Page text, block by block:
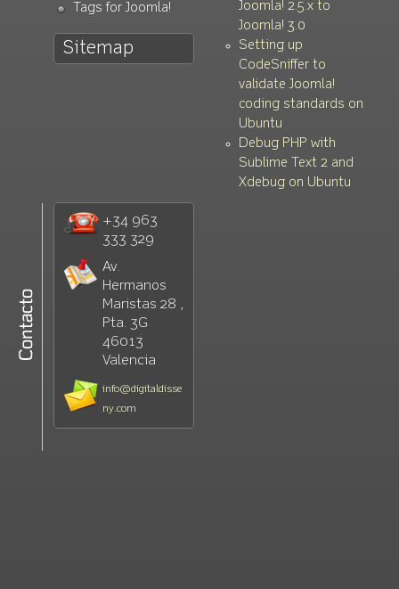
Tags for Joomla!
Sitemap
Joomla! 2.5.x to
Joomla! 3.0
Setting up
CodeSniffer to
validate Joomla!
coding standards on
Ubuntu
Debug PHP with
Sublime Text 2 and
Xdebug on Ubuntu
+34 963
333 329
Av.
Hermanos
Maristas 28 ,
Pta. 3G
46013
Valencia
info@digitaldisse
ny.com